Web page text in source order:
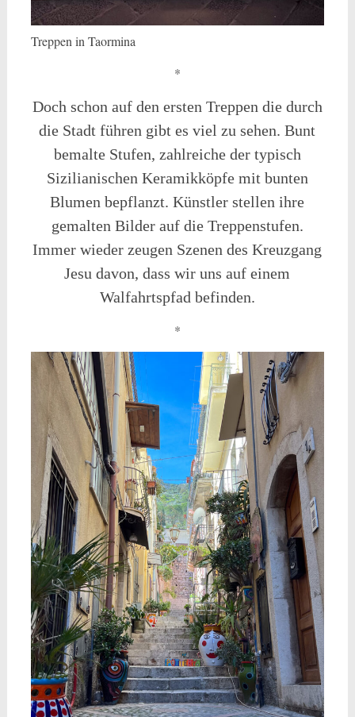
Treppen in Taormina
*
Doch schon auf den ersten Treppen die durch
die Stadt führen gibt es viel zu sehen. Bunt
bemalte Stufen, zahlreiche der typisch
Sizilianischen Keramikköpfe mit bunten
Blumen bepflanzt. Künstler stellen ihre
gemalten Bilder auf die Treppenstufen.
Immer wieder zeugen Szenen des Kreuzgang
Jesu davon, dass wir uns auf einem
Walfahrtspfad befinden.
*